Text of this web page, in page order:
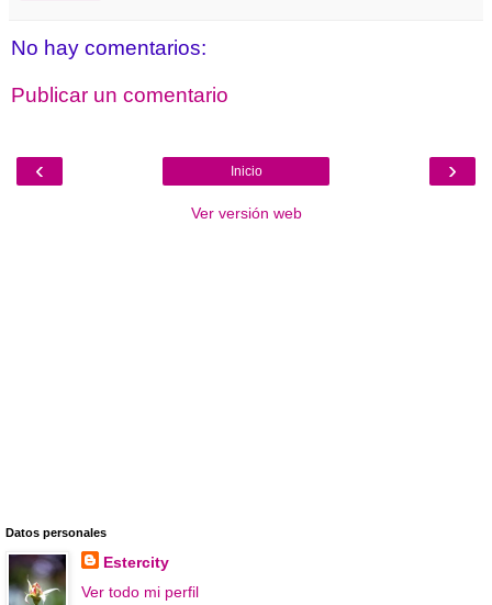
No hay comentarios:
Publicar un comentario
‹ ›
Inicio
Ver versión web
Datos personales
Estercity
Ver todo mi perfil